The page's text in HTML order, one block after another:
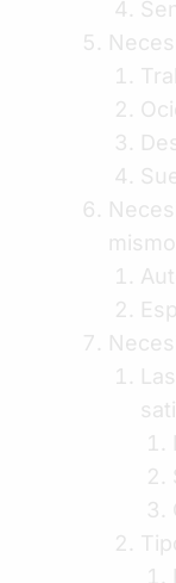
mismo